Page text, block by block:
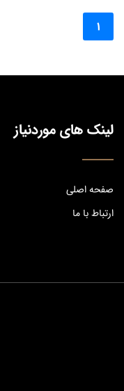
1
(current)
لینک های موردنیاز
صفحه اصلی
ارتباط با ما